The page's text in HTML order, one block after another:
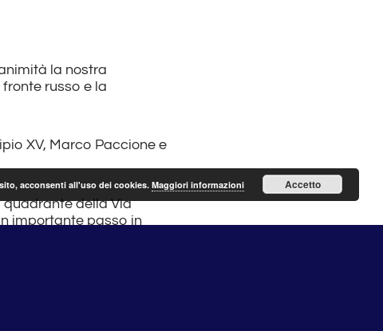
la nostra
russo e la
XV, Marco Paccione e
quadrante della Via
importante passo in
acconsenti all'uso dei cookies.Maggiori informazioni Accetto